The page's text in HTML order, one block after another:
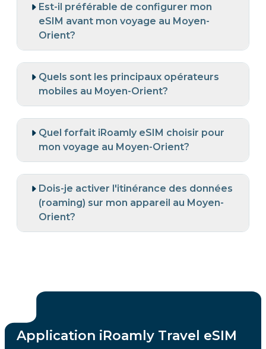
Est-il préférable de configurer mon
eSIM avant mon voyage au Moyen-
Orient?
Quels sont les principaux opérateurs
mobiles au Moyen-Orient?
Quel forfait iRoamly eSIM choisir pour
mon voyage au Moyen-Orient?
Dois-je activer l'itinérance des données
(roaming) sur mon appareil au Moyen-
Orient?
Application iRoamly Travel eSIM